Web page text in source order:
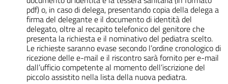
pdf) o, in caso di delega, presentando copia della delega a
firma del delegante e il documento di identità del
delegato, oltre al recapito telefonico del genitore che
presenta la richiesta e il nominativo del pediatra scelto.
Le richieste saranno evase secondo l’ordine cronologico di
ricezione delle e-mail e il riscontro sarà fornito per e-mail
dall’ufficio competente al momento dell’iscrizione del
piccolo assistito nella lista della nuova pediatra.